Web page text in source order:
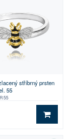
stříbrný prsten
55
DO